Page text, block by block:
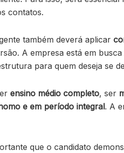
contatos.
também deverá aplicar
A empresa está em busca
para quem deseja se
ensino médio completo, ser
e em período integral. A
que o candidato